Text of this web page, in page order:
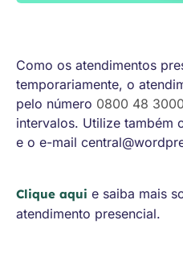
Como os atendimentos
temporariamente, o
pelo número 0800 48 3000
intervalos. Utilize também
e o e-mail
Clique aqui e saiba mais
atendimento presencial.